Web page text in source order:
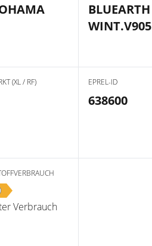
BLUEARTH
WINT.V905
(XL / RF) EPREL-ID
638600
Verbrauch